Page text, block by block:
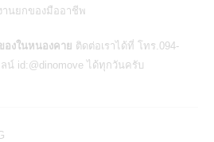
นยกของมืออาชีพ
องในหนองคาย ติดต่อเราได้ที่ โทร.094-
น์ id:@dinomove ได้ทุกวันครับ